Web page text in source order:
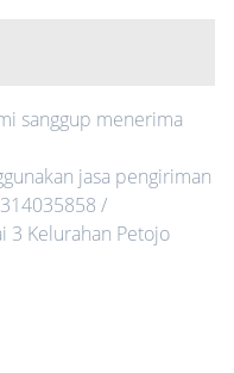
sanggup menerima
jasa pengiriman
/
3 Kelurahan Petojo